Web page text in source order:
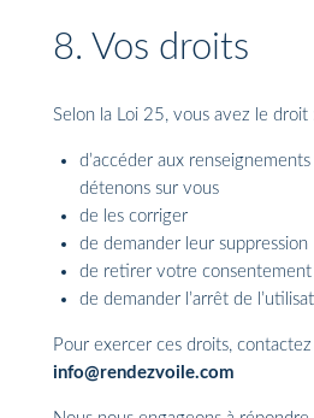
8. Vos droits
Selon la Loi 25, vous avez le droit
d’accéder aux
détenons sur vous
de les corriger
de demander leur suppression
de retirer votre consentement
de demander l’arrêt de
Pour exercer ces droits, contactez
info@rendezvoile.com